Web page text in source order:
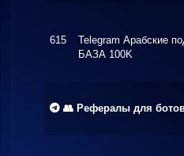
615
Telegram Арабские
БАЗА 100K
👥 Рефералы для